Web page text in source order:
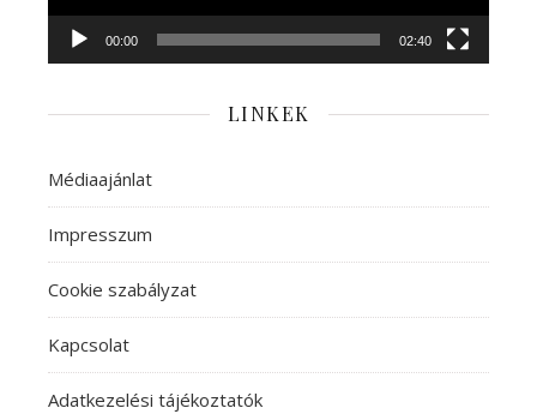
00:00 02:40
LINKEK
Médiaajánlat
Impresszum
Cookie szabályzat
Kapcsolat
Adatkezelési tájékoztatók